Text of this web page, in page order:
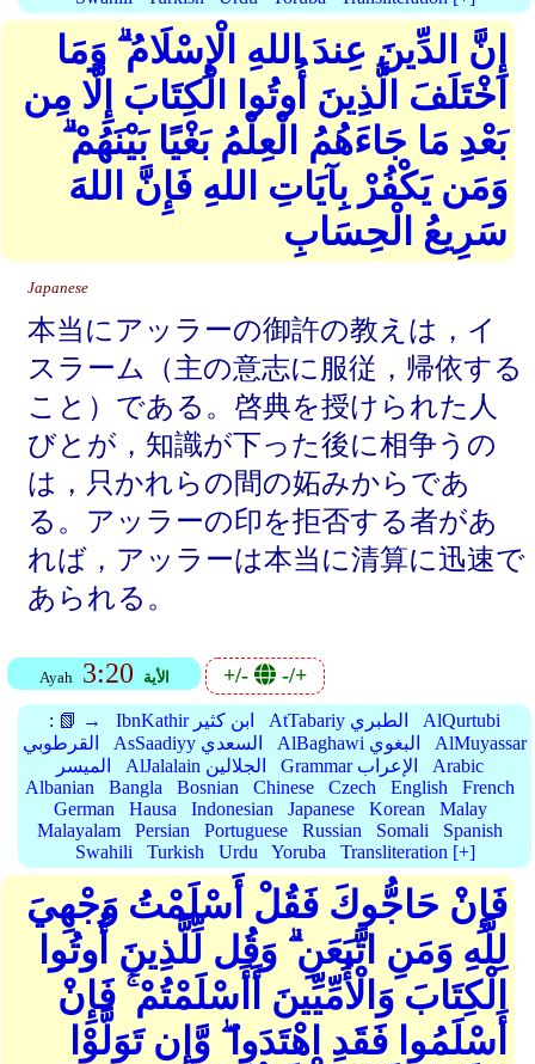
إِنَّ الدِّينَ عِندَ اللهِ الْإِسْلَامُ ۗ وَمَا
اخْتَلَفَ الَّذِينَ أُوتُوا الْكِتَابَ إِلَّا مِن
بَعْدِ مَا جَاءَهُمُ الْعِلْمُ بَغْيًا بَيْنَهُمْ ۗ
وَمَن يَكْفُرْ بِآيَاتِ اللهِ فَإِنَّ اللهَ
سَرِيعُ الْحِسَابِ
Japanese
本当にアッラーの御許の教えは，イ
スラーム（主の意志に服従，帰依する
こと）である。啓典を授けられた人
びとが，知識が下った後に相争うの
は，只かれらの間の妬みからであ
る。アッラーの印を拒否する者があ
れば，アッラーは本当に清算に迅速で
あられる。
Ayah 3:20 الأية +/- -/+
: 📗 → IbnKathir ابن كثير AtTabariy الطبري
AlQurtubi
القرطوبي
AsSaadiyy السعدي AlBaghawi البغوي
AlMuyassar
الميسر
AlJalalain الجلالين Grammar الإعراب
Arabic
Albanian
Bangla Bosnian Chinese Czech English
French
German
Hausa Indonesian Japanese Korean
Malay
Malayalam
Persian Portuguese Russian Somali
Spanish
Swahili
Turkish Urdu Yoruba Transliteration [+]
فَإِنْ حَاجُّوكَ فَقُلْ أَسْلَمْتُ وَجْهِيَ
لِلَّهِ وَمَنِ اتَّبَعَنِ ۗ وَقُل لِّلَّذِينَ أُوتُوا
الْكِتَابَ وَالْأُمِّيِّينَ أَأَسْلَمْتُمْ ۚ فَإِنْ
أَسْلَمُوا فَقَدِ اهْتَدَوا ۖ وَّإِن تَوَلَّوْا